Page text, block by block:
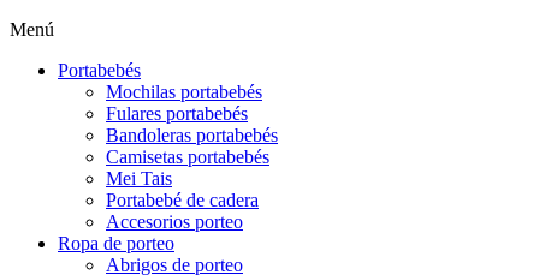
Menú
Portabebés
Mochilas portabebés
Fulares portabebés
Bandoleras portabebés
Camisetas portabebés
Mei Tais
Portabebé de cadera
Accesorios porteo
Ropa de porteo
Abrigos de porteo